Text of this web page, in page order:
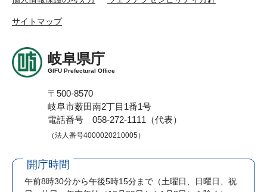
サイトマップ
岐阜県庁
GIFU Prefectural Office
〒500-8570
岐阜市薮田南2丁目1番1号
電話番号 058-272-1111（代表）
（法人番号4000020210005）
開庁時間
午前8時30分から午後5時15分まで （土曜日、日曜日、祝